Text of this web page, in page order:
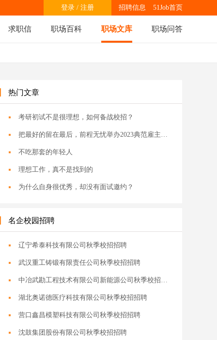
51Job首页
招聘信息
登录 / 注册
求职信 职场百科 职场文库 职场问答
热门文章
考研初试不是很理想，如何备战校招？
把最好的留在最后，前程无忧举办2023典范雇主颁奖盛典
不吃那套的年轻人
理想工作，真不是找到的
为什么自身很优秀，却没有面试邀约？
名企校园招聘
辽宁希泰科技有限公司秋季校招招聘
武汉重工铸锻有限责任公司秋季校招招聘
中冶武勘工程技术有限公司新能源公司秋季校招招聘
湖北奥诺德医疗科技有限公司秋季校招招聘
营口鑫昌模塑科技有限公司秋季校招招聘
沈鼓集团股份有限公司秋季校招招聘